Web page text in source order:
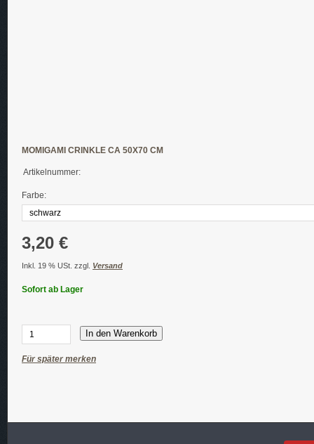
MOMIGAMI CRINKLE CA 50X70 CM
Artikelnummer:
Farbe:
3,20 €
Inkl. 19 % USt. zzgl. Versand
Sofort ab Lager
In den Warenkorb
Für später merken